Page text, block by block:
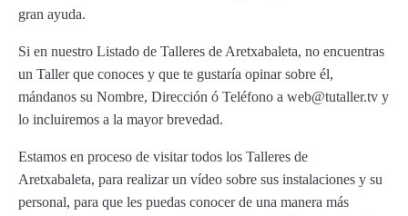
gran ayuda.
Si en nuestro Listado de Talleres de Aretxabaleta, no encuentras
un Taller que conoces y que te gustaría opinar sobre él,
mándanos su Nombre, Dirección ó Teléfono a web@tutaller.tv y
lo incluiremos a la mayor brevedad.
Estamos en proceso de visitar todos los Talleres de
Aretxabaleta, para realizar un vídeo sobre sus instalaciones y su
personal, para que les puedas conocer de una manera más